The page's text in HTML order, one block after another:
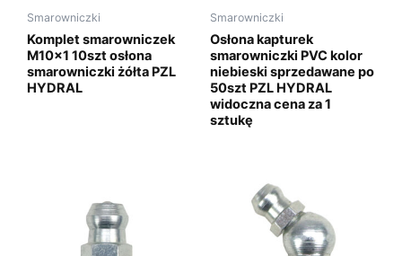
Smarowniczki
Komplet smarowniczek
M10x1 10szt osłona
smarowniczki żółta PZL
HYDRAL
Smarowniczki
Osłona kapturek
smarowniczki PVC kolor
niebieski sprzedawane po
50szt PZL HYDRAL
widoczna cena za 1
sztukę